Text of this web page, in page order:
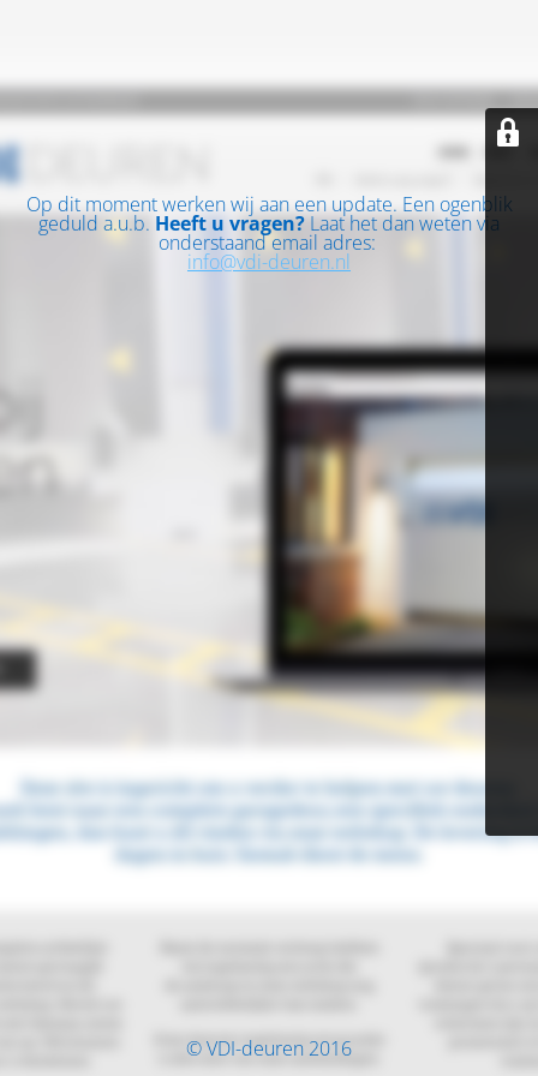
Op dit moment werken wij aan een update. Een ogenblik
geduld a.u.b. Heeft u vragen? Laat het dan weten via
onderstaand email adres:
info@vdi-deuren.nl
© VDI-deuren 2016